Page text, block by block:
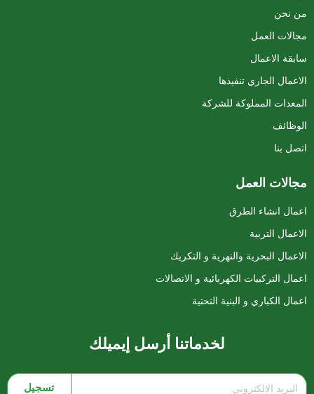
من نحن
مجالات العمل
سابقة الاعمال
الاعمال الجاري تنفيذها
المعدات المملوكة للشركة
الوظائف
اتصل بنا
مجالات العمل
اعمال انشاء الطرق
الاعمال التربية
الاعمال البحرية والنهرية و التكريك
اعمال التركبيات الكهربائية و الاتصالات
اعمال الكباري و البنية التحتية
لخدماتنا أرسل إيميلك
تسجيل